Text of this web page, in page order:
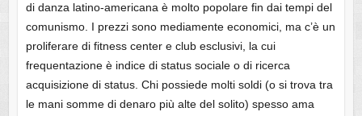
di danza latino-americana è molto popolare fin dai tempi del
comunismo. I prezzi sono mediamente economici, ma c’è un
proliferare di fitness center e club esclusivi, la cui
frequentazione è indice di status sociale o di ricerca
acquisizione di status. Chi possiede molti soldi (o si trova tra
le mani somme di denaro più alte del solito) spesso ama